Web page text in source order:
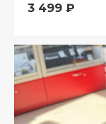
3 499 ₽